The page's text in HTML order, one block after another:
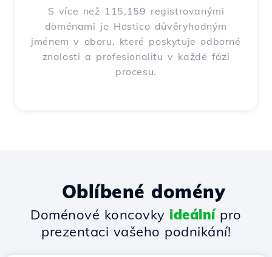
S více než 115,159 registrovanými
doménami je Hostico důvěryhodným
jménem v oboru, které poskytuje odborné
znalosti a profesionalitu v každé fázi
procesu.
Oblíbené domény
Doménové koncovky ideálnípro
prezentaci vašeho podnikání!